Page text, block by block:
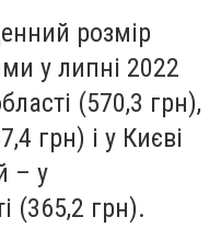
розмір
у липні 2022
(570,3 грн),
грн) і у Києві
– у
(365,2 грн).